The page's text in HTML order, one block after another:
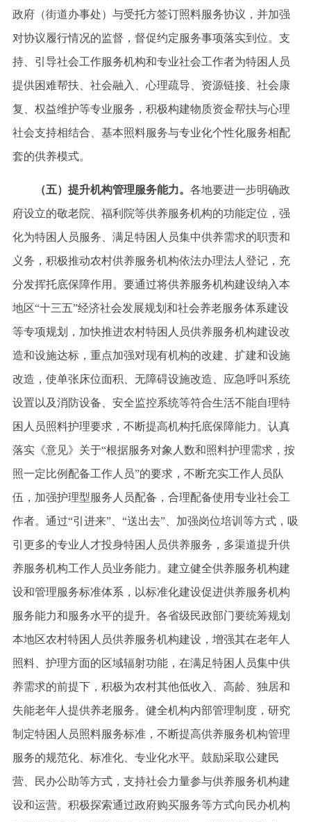
政府（街道办事处）与受托方签订照料服务协议，并加强
对协议履行情况的监督，督促约定服务事项落实到位。支
持、引导社会工作服务机构和专业社会工作者为特困人员
提供困难帮扶、社会融入、心理疏导、资源链接、社会康
复、权益维护等专业服务，积极构建物质资金帮扶与心理
社会支持相结合、基本照料服务与专业化个性化服务相配
套的供养模式。
（五）提升机构管理服务能力。 各地要进一步明确政
府设立的敬老院、福利院等供养服务机构的功能定位，强
化为特困人员服务、满足特困人员集中供养需求的职责和
义务，积极推动农村供养服务机构依法办理法人登记，充
分发挥托底保障作用。要通过将供养服务机构建设纳入本
地区“十三五”经济社会发展规划和社会养老服务体系建设
等专项规划，加快推进农村特困人员供养服务机构建设改
造和设施达标，重点加强对现有机构的改建、扩建和设施
改造，使单张床位面积、无障碍设施改造、应急呼叫系统
设置以及消防设备、安全监控系统等符合生活不能自理特
困人员照料护理要求，不断提高机构托底保障能力。认真
落实《意见》关于“根据服务对象人数和照料护理需求，按
照一定比例配备工作人员”的要求，不断充实工作人员队
伍，加强护理型服务人员配备，合理配备使用专业社会工
作者。通过“引进来”、“送出去”、加强岗位培训等方式，吸
引更多的专业人才投身特困人员供养服务，多渠道提升供
养服务机构工作人员业务能力。建立健全供养服务机构建
设和管理服务标准体系，以标准化建设促进供养服务机构
服务能力和服务水平的提升。各省级民政部门要统筹规划
本地区农村特困人员供养服务机构建设，增强其在老年人
照料、护理方面的区域辐射功能，在满足特困人员集中供
养需求的前提下，积极为农村其他低收入、高龄、独居和
失能老年人提供养老服务。健全机构内部管理制度，研究
制定特困人员照料服务标准，不断提高供养服务机构管理
服务的规范化、标准化、专业化水平。鼓励采取公建民
营、民办公助等方式，支持社会力量参与供养服务机构建
设和运营。积极探索通过政府购买服务等方式向民办机构